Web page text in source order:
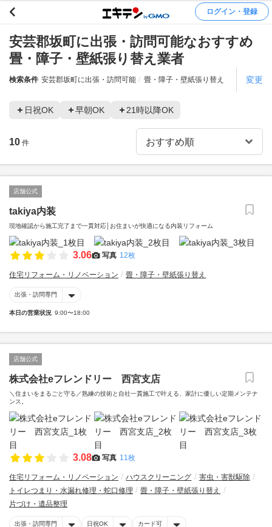
ログイン・登録
安芸郡坂町に出張・訪問可能なおすすめ
畳・障子・壁紙張り替え業者
検索条件 安芸郡坂町に出張・訪問可能 畳・障子・壁紙張り替え 変更
日祝OK 早朝OK 21時以降OK
10 件
店舗公式
takiya内装
現地確認から施工完了まで一貫対応│お住まいが快適になる内装リフォーム
3.06 写真 12枚
住宅リフォーム・リノベーション 畳・障子・壁紙張り替え
出張・訪問専門
本日の営業状況 9:00〜18:00
店舗公式
株式会社eフレンドリー 西宮支店
＼住まいをまるごと守る／熟練の技術と自社一貫施工で叶える、家計に優しい定期メンテナ
ンス。
3.08 写真 11枚
住宅リフォーム・リノベーション ハウスクリーニング
害虫・害獣駆除
トイレつまり・水漏れ修理・蛇口修理
畳・障子・壁紙張り替え
片づけ・遺品整理
出張・訪問専門 日祝OK カード可